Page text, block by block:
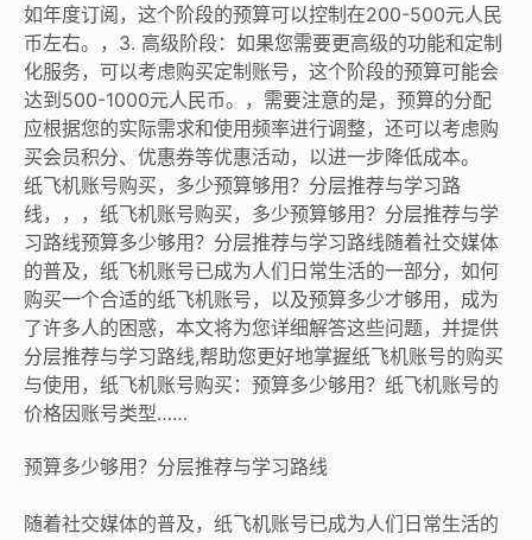
如年度订阅，这个阶段的预算可以控制在200-500元人民
币左右。，3. 高级阶段：如果您需要更高级的功能和定制
化服务，可以考虑购买定制账号，这个阶段的预算可能会
达到500-1000元人民币。，需要注意的是，预算的分配
应根据您的实际需求和使用频率进行调整，还可以考虑购
买会员积分、优惠券等优惠活动，以进一步降低成本。
纸飞机账号购买，多少预算够用？分层推荐与学习路
线，，，纸飞机账号购买，多少预算够用？分层推荐与学
习路线预算多少够用？分层推荐与学习路线随着社交媒体
的普及，纸飞机账号已成为人们日常生活的一部分，如何
购买一个合适的纸飞机账号，以及预算多少才够用，成为
了许多人的困惑，本文将为您详细解答这些问题，并提供
分层推荐与学习路线,帮助您更好地掌握纸飞机账号的购买
与使用，纸飞机账号购买：预算多少够用？纸飞机账号的
价格因账号类型……
预算多少够用？分层推荐与学习路线
随着社交媒体的普及，纸飞机账号已成为人们日常生活的